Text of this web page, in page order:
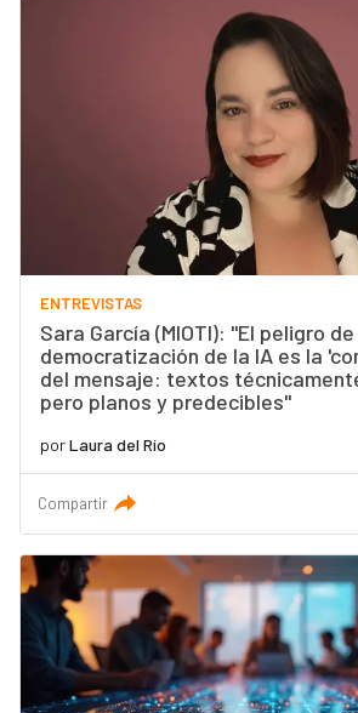
ENTREVISTAS
Sara García (MIOTI): "El peligro
democratización de la IA es la
del mensaje: textos
pero planos y predecibles"
porLaura del Río
Compartir